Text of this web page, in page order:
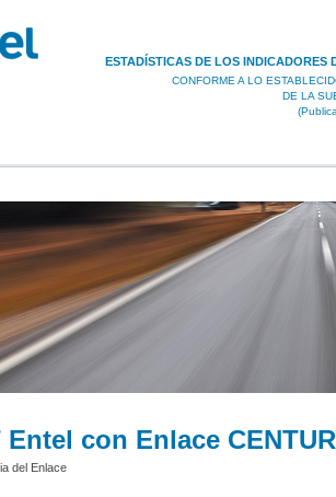
ESTADÍSTICAS DE LOS INDICADORES
CONFORME A LO
DE LA
Entel con Enlace
del Enlace